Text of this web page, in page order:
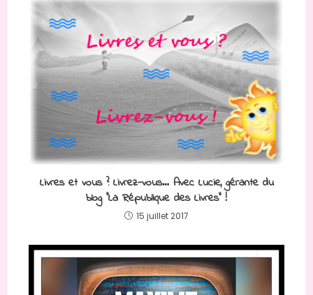
Livres et vous ? Livrez-vous… Avec Lucie, gérante du
blog “La République des Livres” !
15 juillet 2017